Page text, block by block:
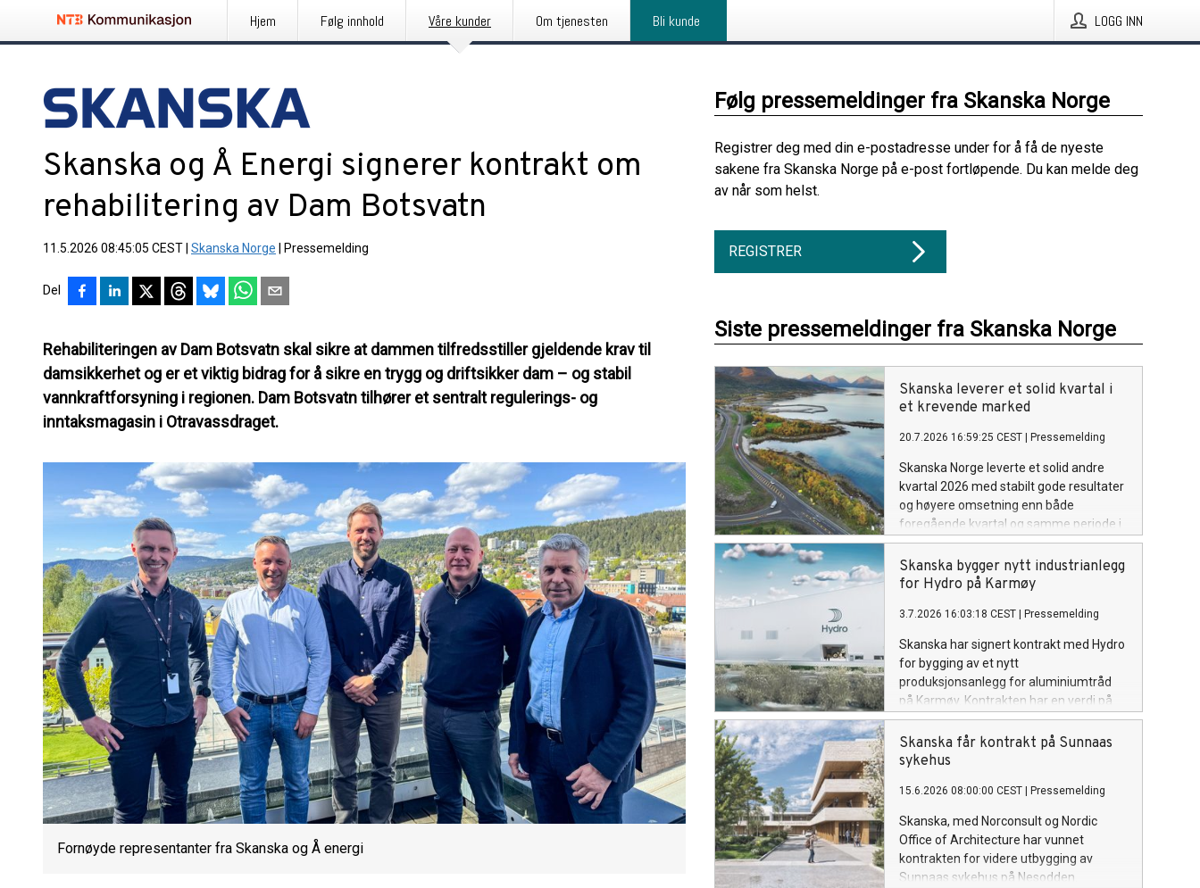
Hjem Følg innhold Våre kunder Om tjenesten Bli kunde LOGG INN
Skanska og Å Energi signerer kontrakt om
rehabilitering av Dam Botsvatn
11.5.2026 08:45:05 CEST Skanska Norge Pressemelding
Del
Rehabiliteringen av Dam Botsvatn skal sikre at dammen tilfredsstiller gjeldende krav til
damsikkerhet og er et viktig bidrag for å sikre en trygg og driftsikker dam – og stabil
vannkraftforsyning i regionen. Dam Botsvatn tilhører et sentralt regulerings- og
inntaksmagasin i Otravassdraget.
Fornøyde representanter fra Skanska og Å energi
Følg pressemeldinger fra Skanska Norge
Registrer deg med din e-postadresse under for å få de nyeste
sakene fra Skanska Norge på e-post fortløpende. Du kan melde deg
av når som helst.
REGISTRER
Siste pressemeldinger fra Skanska Norge
Skanska leverer et solid kvartal i
et krevende marked
20.7.2026 16:59:25 CEST Pressemelding
Skanska Norge leverte et solid andre
kvartal 2026 med stabilt gode resultater
og høyere omsetning enn både
foregående kvartal og samme periode i
fjor.
Skanska bygger nytt industrianlegg
for Hydro på Karmøy
3.7.2026 16:03:18 CEST Pressemelding
Skanska har signert kontrakt med Hydro
for bygging av et nytt
produksjonsanlegg for aluminiumtråd
på Karmøy. Kontrakten har en verdi på
om lag 1,1 milliarder kroner og vil bli
bokført i tredje kvartal 2026.
Skanska får kontrakt på Sunnaas
sykehus
15.6.2026 08:00:00 CEST Pressemelding
Skanska, med Norconsult og Nordic
Office of Architecture har vunnet
kontrakten for videre utbygging av
Sunnaas sykehus på Nesodden.